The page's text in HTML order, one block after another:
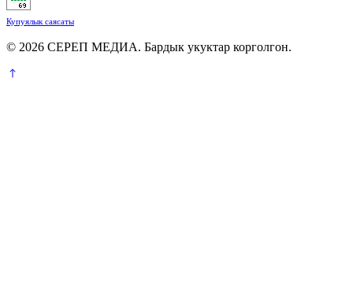
Купуялык саясаты
© 2026 СЕРЕП МЕДИА. Бардык укуктар корголгон.